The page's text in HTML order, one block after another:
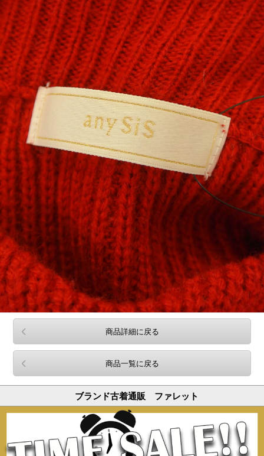
商品詳細に戻る
商品一覧に戻る
ブランド古着通販 ファレット